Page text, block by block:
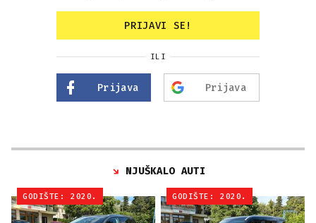
PRIJAVI SE!
ILI
Prijava Prijava
NJUŠKALO AUTI
GODIŠTE: 2020. GODIŠTE: 2020.